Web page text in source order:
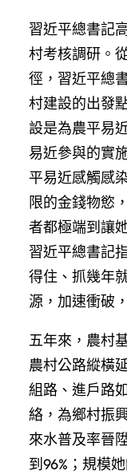
習近平總書記
村考核調研。
徑，習近平總
村建設的出發
設是為農平易
易近參與的實
平易近感觸感
限的金錢物慾
者都極端到讓
習近平總書記
得住、抓幾年
源，加速衝破
五年來，農村
農村公路縱橫
組路、進戶路
絡，為鄉村振
來水普及率晉
到96%；規模